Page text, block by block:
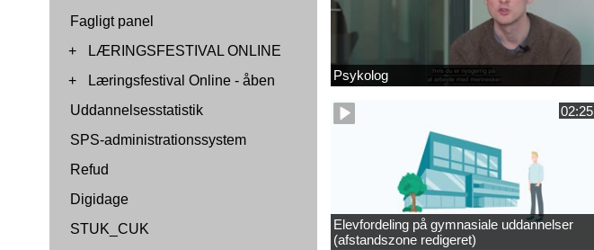
Fagligt panel
+
LÆRINGSFESTIVAL ONLINE
+
Læringsfestival Online - åben
Uddannelsesstatistik
SPS-administrationssystem
Refud
Digidage
STUK_CUK
Psykolog
02:25
Elevfordeling på gymnasiale uddannelser
(afstandszone redigeret)